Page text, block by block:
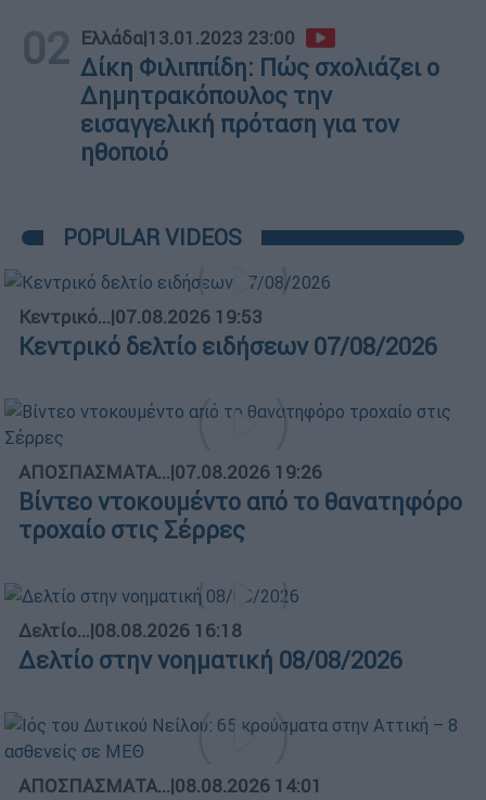
02 Ελλάδα|13.01.2023 23:00
Δίκη Φιλιππίδη: Πώς σχολιάζει ο
Δημητρακόπουλος την
εισαγγελική πρόταση για τον
ηθοποιό
POPULAR VIDEOS
Κεντρικό...|07.08.2026 19:53
Κεντρικό δελτίο ειδήσεων 07/08/2026
ΑΠΟΣΠΑΣΜΑΤΑ...|07.08.2026 19:26
Βίντεο ντοκουμέντο από το θανατηφόρο
τροχαίο στις Σέρρες
Δελτίο...|08.08.2026 16:18
Δελτίο στην νοηματική 08/08/2026
ΑΠΟΣΠΑΣΜΑΤΑ...|08.08.2026 14:01